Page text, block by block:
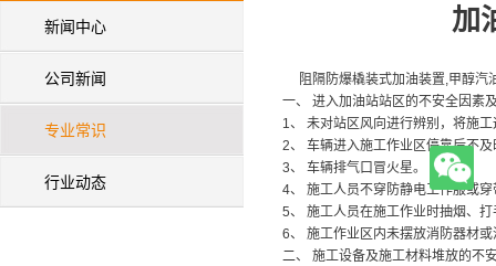
新闻中心
公司新闻
专业常识
行业动态
加
阻隔防爆橇装式加油装置,甲醇汽
一、 进入加油站站区的不安全因素
1、 未对站区风向进行辨别，将施
2、 车辆进入施工作业区停靠后不
3、 车辆排气口冒火星。
4、 施工人员不穿防静电工作服或
5、 施工人员在施工作业时抽烟、打
6、 施工作业区内未摆放消防器材
二、 施工设备及施工材料堆放的不